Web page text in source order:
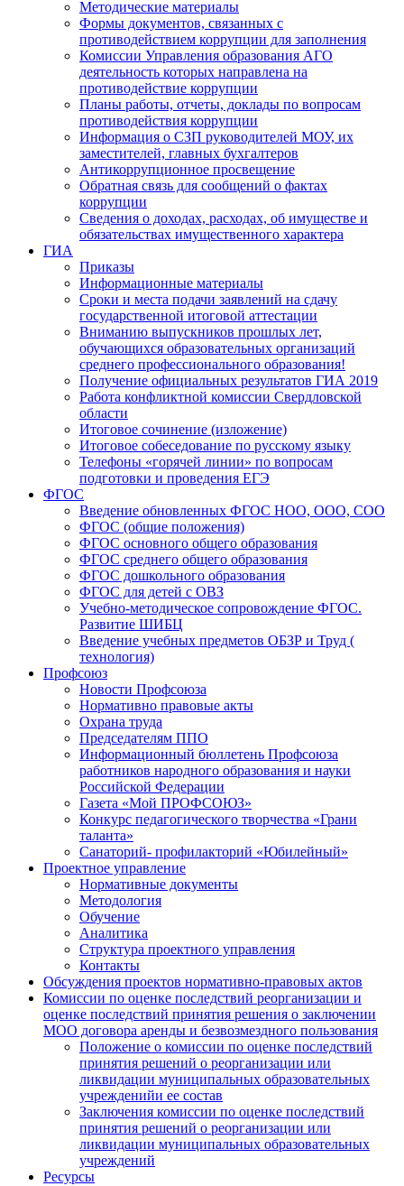
Методические материалы
Формы документов, связанных с
противодействием коррупции для заполнения
Комиссии Управления образования АГО
деятельность которых направлена на
противодействие коррупции
Планы работы, отчеты, доклады по вопросам
противодействия коррупции
Информация о СЗП руководителей МОУ, их
заместителей, главных бухгалтеров
Антикоррупционное просвещение
Обратная связь для сообщений о фактах
коррупции
Сведения о доходах, расходах, об имуществе и
обязательствах имущественного характера
ГИА
Приказы
Информационные материалы
Сроки и места подачи заявлений на сдачу
государственной итоговой аттестации
Вниманию выпускников прошлых лет,
обучающихся образовательных организаций
среднего профессионального образования!
Получение официальных результатов ГИА 2019
Работа конфликтной комиссии Свердловской
области
Итоговое сочинение (изложение)
Итоговое собеседование по русскому языку
Телефоны «горячей линии» по вопросам
подготовки и проведения ЕГЭ
ФГОС
Введение обновленных ФГОС НОО, ООО, СОО
ФГОС (общие положения)
ФГОС основного общего образования
ФГОС среднего общего образования
ФГОС дошкольного образования
ФГОС для детей с ОВЗ
Учебно-методическое сопровождение ФГОС.
Развитие ШИБЦ
Введение учебных предметов ОБЗР и Труд (
технология)
Профсоюз
Новости Профсоюза
Нормативно правовые акты
Охрана труда
Председателям ППО
Информационный бюллетень Профсоюза
работников народного образования и науки
Российской Федерации
Газета «Мой ПРОФСОЮЗ»
Конкурс педагогического творчества «Грани
таланта»
Санаторий- профилакторий «Юбилейный»
Проектное управление
Нормативные документы
Методология
Обучение
Аналитика
Структура проектного управления
Контакты
Обсуждения проектов нормативно-правовых актов
Комиссии по оценке последствий реорганизации и
оценке последствий принятия решения о заключении
МОО договора аренды и безвозмездного пользования
Положение о комиссии по оценке последствий
принятия решений о реорганизации или
ликвидации муниципальных образовательных
учрежденийи ее состав
Заключения комиссии по оценке последствий
принятия решений о реорганизации или
ликвидации муниципальных образовательных
учреждений
Ресурсы